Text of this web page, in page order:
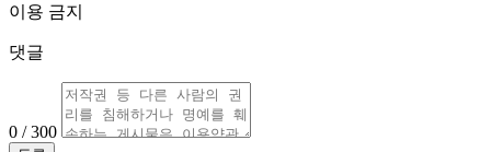
이용 금지
댓글
0 / 300